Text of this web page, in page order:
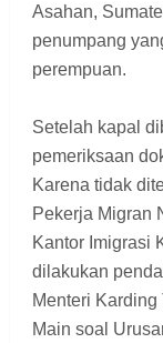
Asahan,
penumpang
perempuan.
Setelah kapal
pemeriksaan
Karena tidak
Pekerja Migran
Kantor Imigrasi
dilakukan
Menteri
Main soal